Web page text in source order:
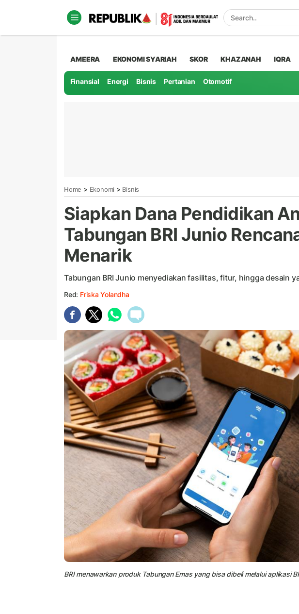
AMEERA EKONOMI SYARIAH SKOR KHAZANAH IQRA
Finansial Energi Bisnis Pertanian Otomotif
Home > Ekonomi > Bisnis
Siapkan Dana Pendidikan
Tabungan BRI Junio
Menarik
Tabungan BRI Junio menyediakan fasilitas, fitur, hingga desain
Red: Friska Yolandha
BRI menawarkan produk Tabungan Emas yang bisa dibeli melalui aplikasi